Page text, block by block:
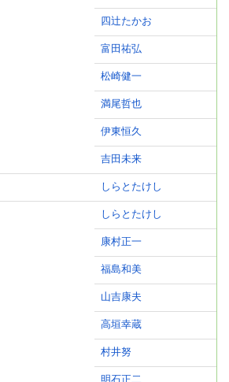
四辻たかお
富田祐弘
松崎健一
満尾哲也
伊東恒久
吉田未来
しらとたけし
しらとたけし
康村正一
福島和美
山吉康夫
高垣幸蔵
村井努